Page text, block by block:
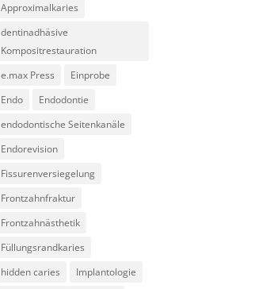
Approximalkaries
dentinadhäsive
Kompositrestauration
e.max Press
Einprobe
Endo
Endodontie
endodontische Seitenkanäle
Endorevision
Fissurenversiegelung
Frontzahnfraktur
Frontzahnästhetik
Füllungsrandkaries
hidden caries
Implantologie